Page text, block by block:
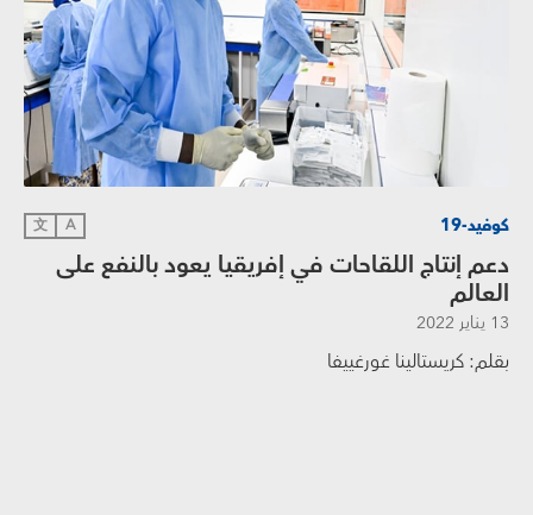
كوفيد-19 A
文
دعم إنتاج اللقاحات في إفريقيا يعود بالنفع على
العالم
13 يناير 2022
بقلم: كريستالينا غورغييفا